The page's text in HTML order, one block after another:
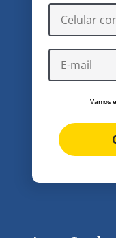
Vamos